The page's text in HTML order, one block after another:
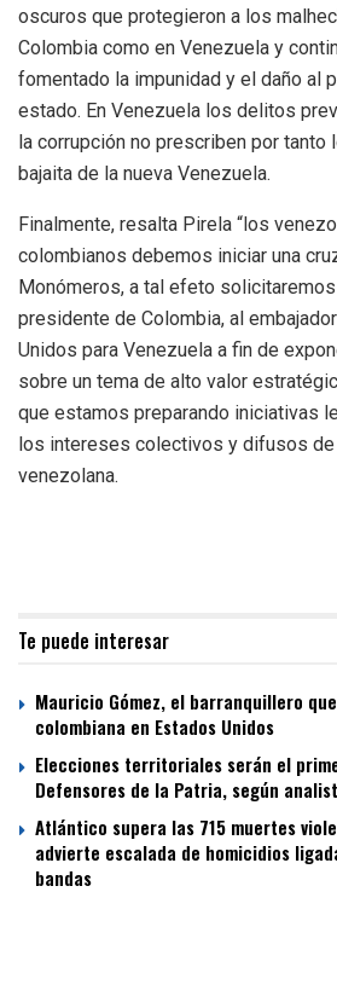
oscuros que protegieron a los
Colombia como en Venezuela y
fomentado la impunidad y el daño al
estado. En Venezuela los delitos
la corrupción no prescriben por tanto
bajaita de la nueva Venezuela.
Finalmente, resalta Pirela “los
colombianos debemos iniciar una
Monómeros, a tal efeto solicitaremos
presidente de Colombia, al
Unidos para Venezuela a fin de
sobre un tema de alto valor
que estamos preparando iniciativas
los intereses colectivos y difusos
venezolana.
Te puede interesar
Mauricio Gómez, el barranquillero
colombiana en Estados Unidos
Elecciones territoriales serán el
Defensores de la Patria, según
Atlántico supera las 715 muertes
advierte escalada de homicidios
bandas